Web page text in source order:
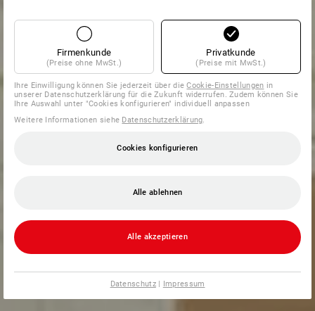
Firmenkunde
(Preise ohne MwSt.)
Privatkunde
(Preise mit MwSt.)
Ihre Einwilligung können Sie jederzeit über dieCookie-Einstellungen in
unserer Datenschutzerklärung für die Zukunft widerrufen. Zudem können Sie
Ihre Auswahl unter "Cookies konfigurieren" individuell anpassen
Weitere Informationen siehe Datenschutzerklärung.
Cookies konfigurieren
Alle ablehnen
Alle akzeptieren
Datenschutz| Impressum